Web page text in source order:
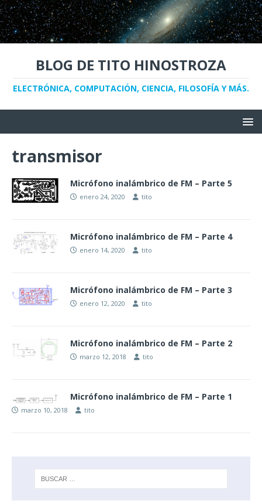
BLOG DE TITO HINOSTROZA
ELECTRÓNICA, COMPUTACIÓN, CIENCIA, FILOSOFÍA Y MÁS.
transmisor
Micrófono inalámbrico de FM – Parte 5
enero 24, 2020 tito
Micrófono inalámbrico de FM – Parte 4
enero 14, 2020 tito
Micrófono inalámbrico de FM – Parte 3
enero 12, 2020 tito
Micrófono inalámbrico de FM – Parte 2
marzo 12, 2018 tito
Micrófono inalámbrico de FM – Parte 1
marzo 10, 2018 tito